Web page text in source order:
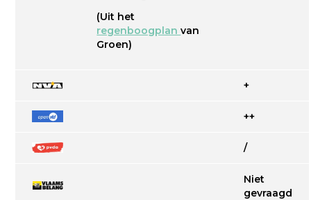
(Uit het
regenboogplanvan
Groen)
+
++
/
Niet
gevraagd